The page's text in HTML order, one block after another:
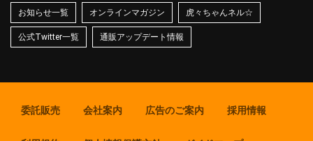
お知らせ一覧 オンラインマガジン 虎々ちゃんネル☆
公式Twitter一覧 通販アップデート情報
委託販売 会社案内 広告のご案内 採用情報